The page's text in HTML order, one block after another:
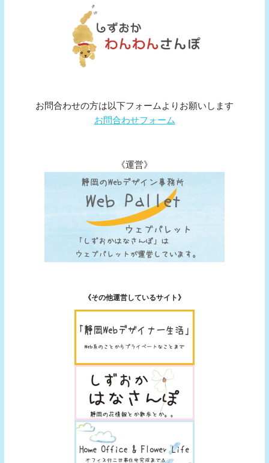
お問合わせの方は以下フォームよりお願いします
お問合わせフォーム
《運営》
《その他運営しているサイト》